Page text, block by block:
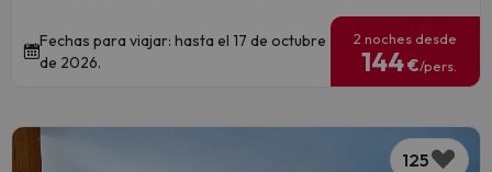
Fechas para viajar: hasta el 17 de octubre
de 2026.
2 noches desde
144€/pers.
125